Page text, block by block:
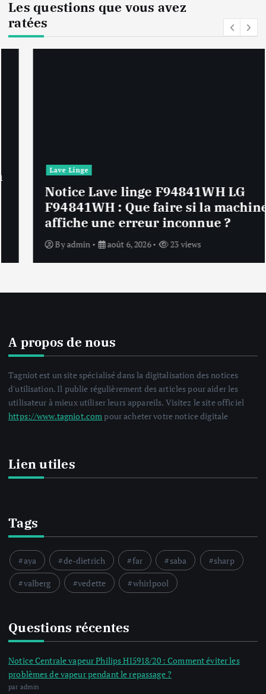
Les questions que vous avez
ratées
Lave Linge
Notice Lave linge F94841WH LG
F94841WH : Que faire si la machine
affiche une erreur inconnue ?
admin août 6, 2026 23 views
A propos de nous
Tagniot est un site spécialisé dans la digitalisation des notices
d'utilisation. Il publie régulièrement des articles pour aider les
utilisateur à mieux utiliser leurs appareils. Visitez le site officiel
https://www.tagniot.compour acheter votre notice digitale
Lien utiles
Tags
aya de-dietrich far saba
sharp
valberg
vedette whirlpool
Questions récentes
Notice Centrale vapeur Philips HI5918/20 : Comment éviter les
problèmes de vapeur pendant le repassage ?
par admin